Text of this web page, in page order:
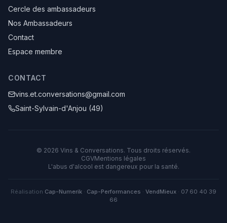
Cercle des ambassadeurs
Nos Ambassadeurs
Contact
Espace membre
CONTACT
vins.et.conversations@gmail.com
Saint-Sylvain-d'Anjou (49)
© 2026 Vins & Conversations. Tous droits réservés.
CGVMentions légales
L'abus d'alcool est dangereux pour la santé.
Réalisation Cap-Numerik · Cap-Performances · VendMieux · 07 60 40 39
66